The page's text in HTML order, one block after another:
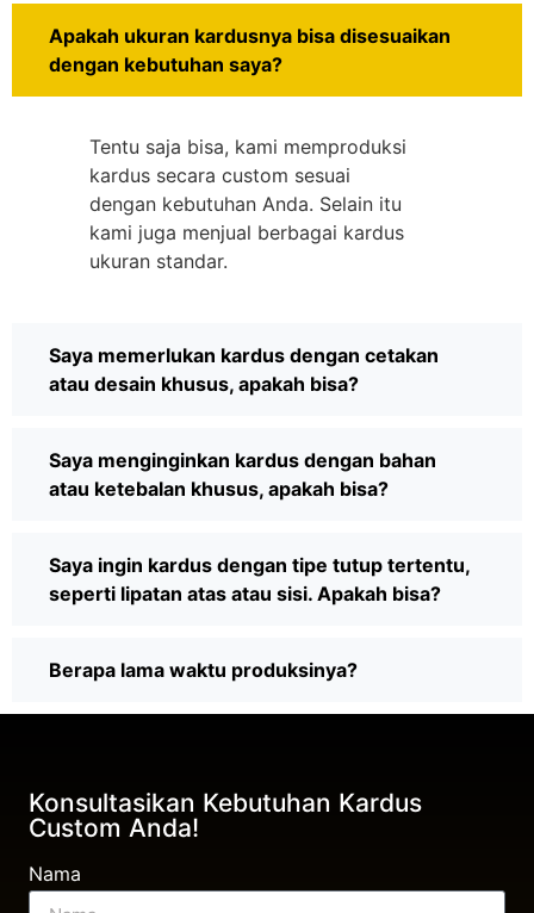
Apakah ukuran kardusnya bisa disesuaikan
dengan kebutuhan saya?
Tentu saja bisa, kami memproduksi
kardus secara custom sesuai
dengan kebutuhan Anda. Selain itu
kami juga menjual berbagai kardus
ukuran standar.
Saya memerlukan kardus dengan cetakan
atau desain khusus, apakah bisa?
Saya menginginkan kardus dengan bahan
atau ketebalan khusus, apakah bisa?
Saya ingin kardus dengan tipe tutup tertentu,
seperti lipatan atas atau sisi. Apakah bisa?
Berapa lama waktu produksinya?
Konsultasikan Kebutuhan Kardus
Custom Anda!
Nama